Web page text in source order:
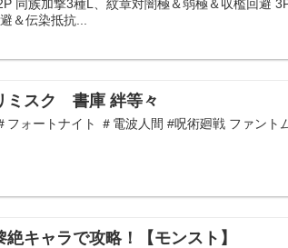
同族加撃3種L、紋章対闇極＆弱極＆収檻回避
＆伝染抵抗...
ミスク 書庫 絆等々
フォートナイト ＃電波人間 #呪術廻戦 ファント
キャラで攻略！【モンスト】